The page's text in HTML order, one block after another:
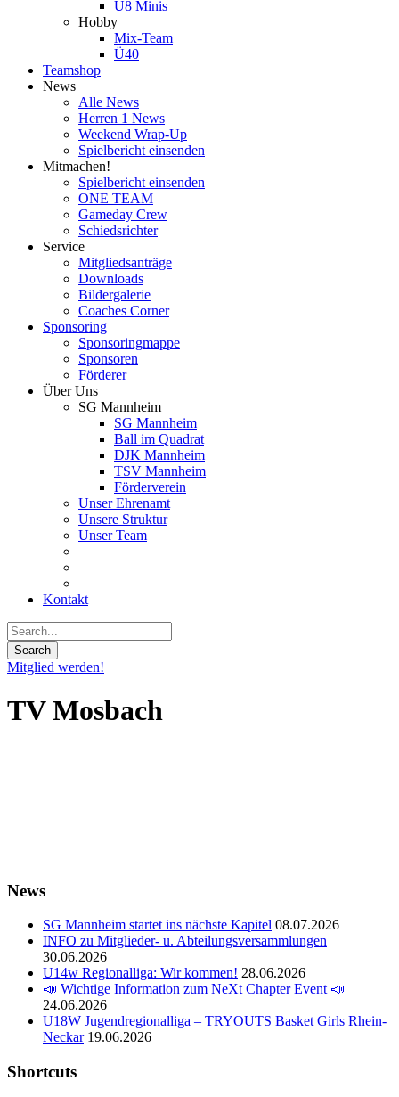
U8 Minis
Hobby
Mix-Team
Ü40
Teamshop
News
Alle News
Herren 1 News
Weekend Wrap-Up
Spielbericht einsenden
Mitmachen!
Spielbericht einsenden
ONE TEAM
Gameday Crew
Schiedsrichter
Service
Mitgliedsanträge
Downloads
Bildergalerie
Coaches Corner
Sponsoring
Sponsoringmappe
Sponsoren
Förderer
Über Uns
SG Mannheim
SG Mannheim
Ball im Quadrat
DJK Mannheim
TSV Mannheim
Förderverein
Unser Ehrenamt
Unsere Struktur
Unser Team
Kontakt
Mitglied werden!
TV Mosbach
News
SG Mannheim startet ins nächste Kapitel 08.07.2026
INFO zu Mitglieder- u. Abteilungsversammlungen
30.06.2026
U14w Regionalliga: Wir kommen! 28.06.2026
📣 Wichtige Information zum NeXt Chapter Event 📣
24.06.2026
U18W Jugendregionalliga – TRYOUTS Basket Girls Rhein-
Neckar 19.06.2026
Shortcuts